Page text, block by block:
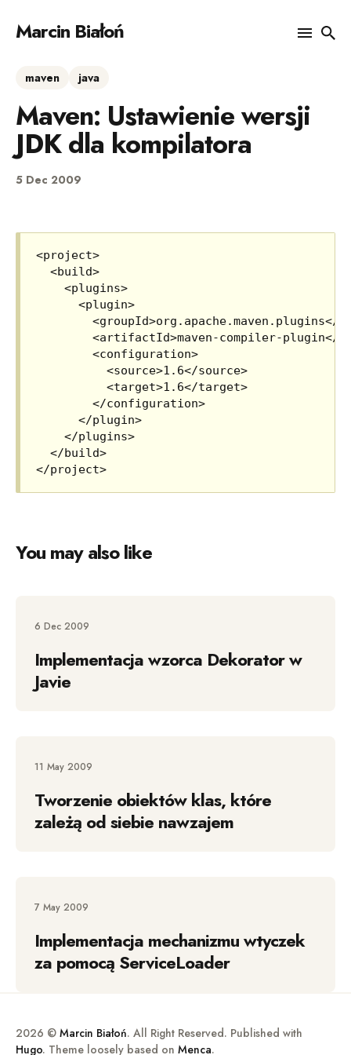
Marcin Białoń
Search
for
Blog
maven java
Maven: Ustawienie wersji
JDK dla kompilatora
5 Dec 2009
<project>
  <build>
    <plugins>
      <plugin>
<groupId>org.apache.maven.plugins</
<artifactId>maven-compiler-plugin</
        <configuration>
          <source>1.6</source>
          <target>1.6</target>
        </configuration>
      </plugin>
    </plugins>
  </build>
You may also like
6 Dec 2009
Implementacja wzorca Dekorator w
Javie
11 May 2009
Tworzenie obiektów klas, które
zależą od siebie nawzajem
7 May 2009
Implementacja mechanizmu wtyczek
za pomocą ServiceLoader
2026 © Marcin Białoń. All Right Reserved. Published with
Hugo. Theme loosely based on Menca.